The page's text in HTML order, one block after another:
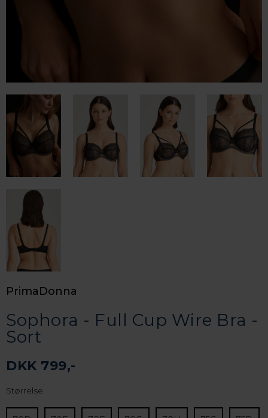
PrimaDonna
Sophora - Full Cup Wire Bra -
Sort
DKK 799,-
Størrelse